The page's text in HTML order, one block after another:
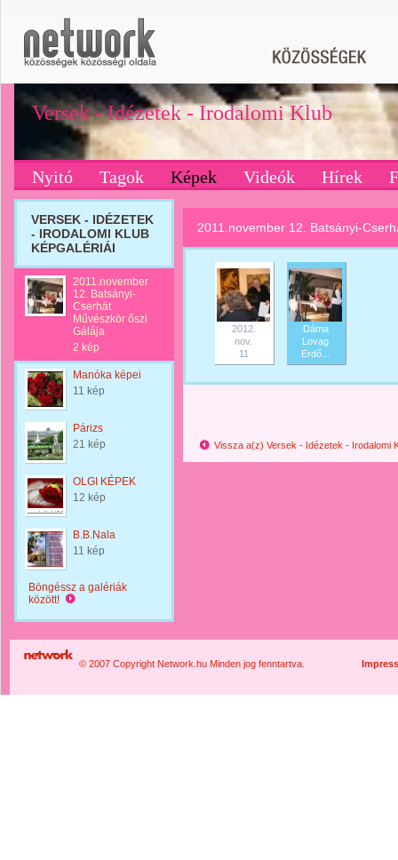
Versek - Idézetek - Irodalomi Klub
Nyitó Tagok Képek Videók Hírek
VERSEK - IDÉZETEK
- IRODALOMI KLUB
KÉPGALÉRIÁI
2011.november
12. Batsányi-
Cserhát
Művészkör őszi
Gálája
2 kép
Manóka képei
11 kép
Párizs
21 kép
OLGI KÉPEK
12 kép
B.B.Nala
11 kép
Böngéssz a galériák
között!
2011.november 12. Batsányi-
2012.
nov.
11
Dáma
Lovag
Erdő...
Vissza a(z) Versek - Idézetek - Irodalomi
© 2007 Copyright Network.hu Minden jog fenntartva.